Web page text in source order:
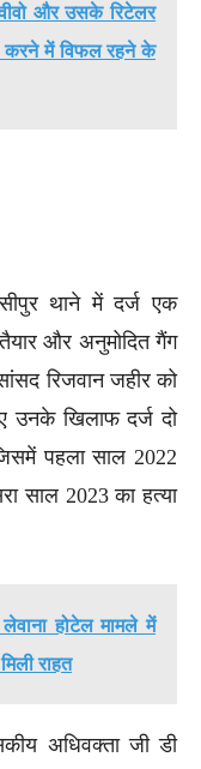
और उसके रिटेलर
करने में विफल रहने के
थाने में दर्ज एक
और अनुमोदित गैंग
रिजवान जहीर को
उनके खिलाफ दर्ज दो
पहला साल 2022
साल 2023 का हत्या
लेवाना होटेल मामले में
राहत
अधिवक्ता जी डी